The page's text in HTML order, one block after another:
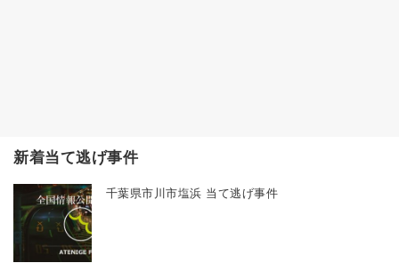
新着当て逃げ事件
千葉県市川市塩浜 当て逃げ事件